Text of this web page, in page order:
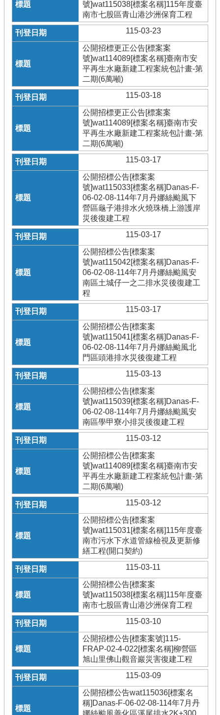
號]wat115038[標案名稱]115年度臺
南市七股區青山港沙洲保育工程
115-03-23
公開招標更正公告[標案案
號]wat114089[標案名稱]臺南市安
平再生水廠新建工程案統包計畫-第
二期(6萬噸)
115-03-18
公開招標更正公告[標案案
號]wat114089[標案名稱]臺南市安
平再生水廠新建工程案統包計畫-第
二期(6萬噸)
115-03-17
公開招標公告[標案案
號]wat115033[標案名稱]Danas-F-
06-02-08-114年7月丹娜絲颱風下
營區龜子港排水火燒珠橋上游護岸
災後復建工程
115-03-17
公開招標公告[標案案
號]wat115042[標案名稱]Danas-F-
06-02-08-114年7月丹娜絲颱風安
南區土城仔一之二排水災後復建工
程
115-03-17
公開招標公告[標案案
號]wat115041[標案名稱]Danas-F-
06-02-08-114年7月丹娜絲颱風北
門區頭港排水災後復建工程
115-03-13
公開招標公告[標案案
號]wat115039[標案名稱]Danas-F-
06-02-08-114年7月丹娜絲颱風安
南區學甲寮小排災後復建工程
115-03-12
公開招標公告[標案案
號]wat114089[標案名稱]臺南市安
平再生水廠新建工程案統包計畫-第
二期(6萬噸)
115-03-12
公開招標公告[標案案
號]wat115031[標案名稱]115年度臺
南市污水下水道管線檢視及更新修
繕工程(開口契約)
115-03-11
公開招標公告[標案案
號]wat115038[標案名稱]115年度臺
南市七股區青山港沙洲保育工程
115-03-10
公開招標公告[標案案號]115-
FRAP-02-4-022[標案名稱]柳營區
旭山里佛山觀音巖災害復建工程
115-03-09
公開招標公告wat115036[標案名
稱]Danas-F-06-02-08-114年7月丹
娜絲颱風善化區溪尾排水2K+300